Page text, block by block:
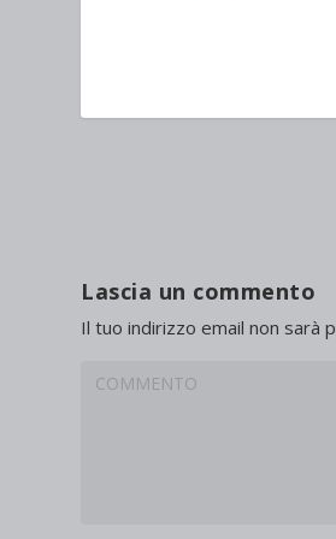
Lascia un commento
Il tuo indirizzo email non sarà